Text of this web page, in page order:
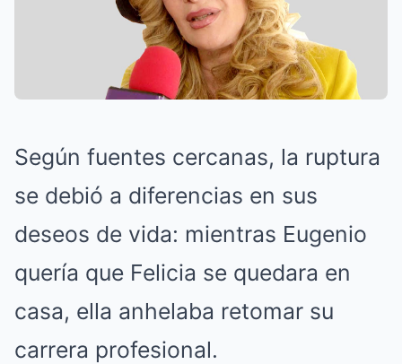
Según fuentes cercanas, la ruptura
se debió a diferencias en sus
deseos de vida: mientras Eugenio
quería que Felicia se quedara en
casa, ella anhelaba retomar su
carrera profesional.